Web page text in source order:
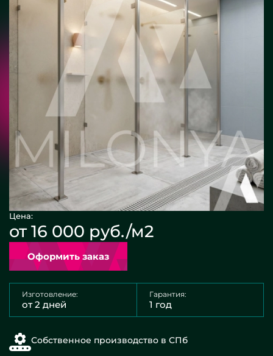
Цена:
от 16 000 руб./м2
Оформить заказ
Изготовление:
от 2 дней
Гарантия:
1 год
Собственное производство в СПб